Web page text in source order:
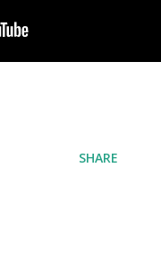
SHARE